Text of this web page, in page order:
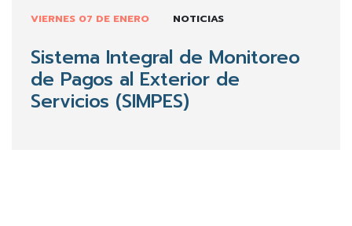
VIERNES 07 DE ENERO NOTICIAS
Sistema Integral de Monitoreo
de Pagos al Exterior de
Servicios (SIMPES)